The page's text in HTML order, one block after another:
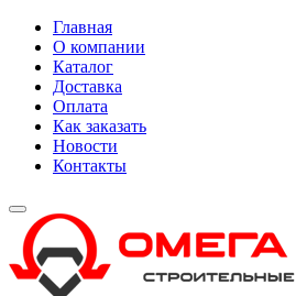
Главная
О компании
Каталог
Доставка
Оплата
Как заказать
Новости
Контакты